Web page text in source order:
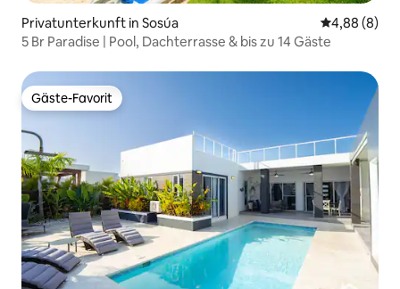
Privatunterkunft in Sosúa
4,88 (8)
5 Br Paradise | Pool, Dachterrasse & bis zu 14 Gäste
Gäste-Favorit
Gäste-Favorit